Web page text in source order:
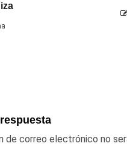
de correo electrónico no